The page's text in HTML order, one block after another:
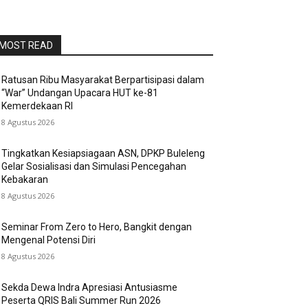
READ
Ratusan Ribu Masyarakat Berpartisipasi dalam
“War” Undangan Upacara HUT ke-81
Kemerdekaan RI
8 Agustus 2026
Tingkatkan Kesiapsiagaan ASN, DPKP Buleleng
Gelar Sosialisasi dan Simulasi Pencegahan
Kebakaran
8 Agustus 2026
Seminar From Zero to Hero, Bangkit dengan
Mengenal Potensi Diri
8 Agustus 2026
Sekda Dewa Indra Apresiasi Antusiasme
Peserta QRIS Bali Summer Run 2026